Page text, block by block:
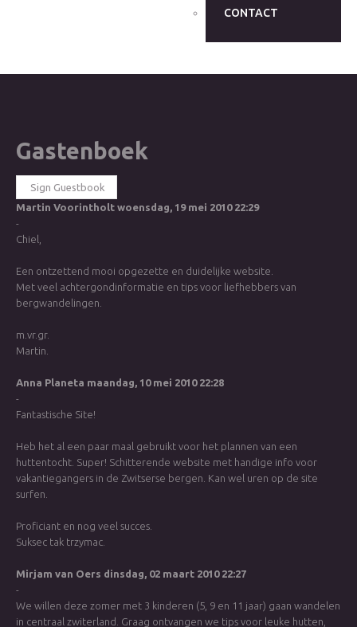
CONTACT
Gastenboek
Sign Guestbook
Martin Voorintholt woensdag, 19 mei 2010 22:29
-
Chiel,
Een ontzettend mooi opgezette en duidelijke website.
Met veel achtergondinformatie en tips voor liefhebbers van
bergwandelingen.
m.vr.gr.
Martin.
Anna Planeta maandag, 10 mei 2010 22:28
-
Fantastische Site!
Heb het al een paar maal gebruikt voor het plannen van een
huttentocht. Super! Schitterende website met handige info voor
vakantiegangers in de Zwitserse bergen. Kan wel uren op de site
surfen.
Proficiant en nog veel succes.
Suksec tak trzymac.
Mirjam van Oers dinsdag, 02 maart 2010 22:27
-
We willen deze zomer met 3 kinderen (5, 9 en 11 jaar) gaan wandelen
in centraal zwiterland. Graag ontvangen we tips voor leuke hutten,